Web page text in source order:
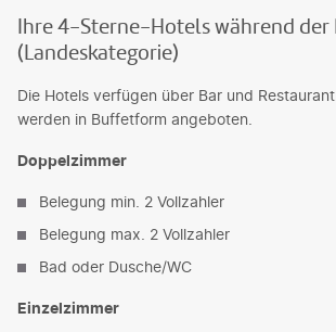
Ihre 4-Sterne-Hotels während der
(Landeskategorie)
Die Hotels verfügen über Bar und
werden in Buffetform angeboten.
Doppelzimmer
Belegung min. 2 Vollzahler
Belegung max. 2 Vollzahler
Bad oder Dusche/WC
Einzelzimmer